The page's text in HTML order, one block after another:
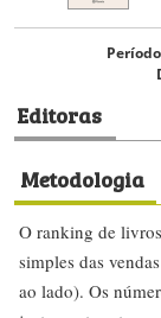
Editoras
Metodologia
O ranking de
simples das
ao lado). Os